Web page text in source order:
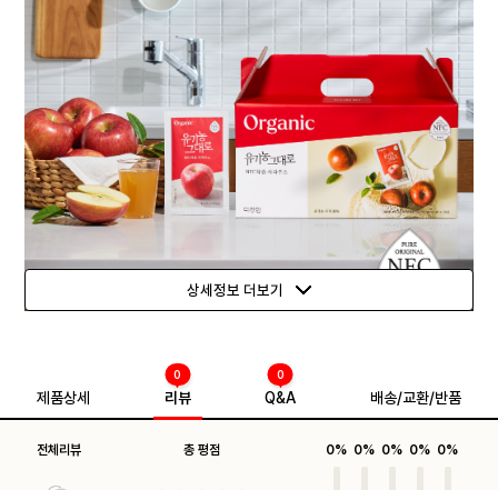
상세정보 더보기
제품상세 리뷰
0
Q&A
0
배송/교환/반품
전체리뷰 총 평점 0% 0% 0% 0% 0%